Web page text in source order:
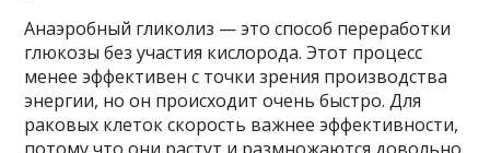
Анаэробный гликолиз — это способ переработки
глюкозы без участия кислорода. Этот процесс
менее эффективен с точки зрения производства
энергии, но он происходит очень быстро. Для
раковых клеток скорость важнее эффективности,